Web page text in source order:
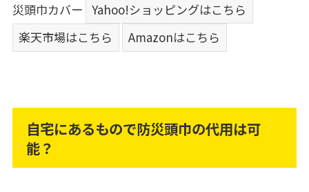
災頭巾カバー Yahoo!ショッピングはこちら
楽天市場はこちら
Amazonはこちら
自宅にあるもので防災頭巾の代用は可
能？